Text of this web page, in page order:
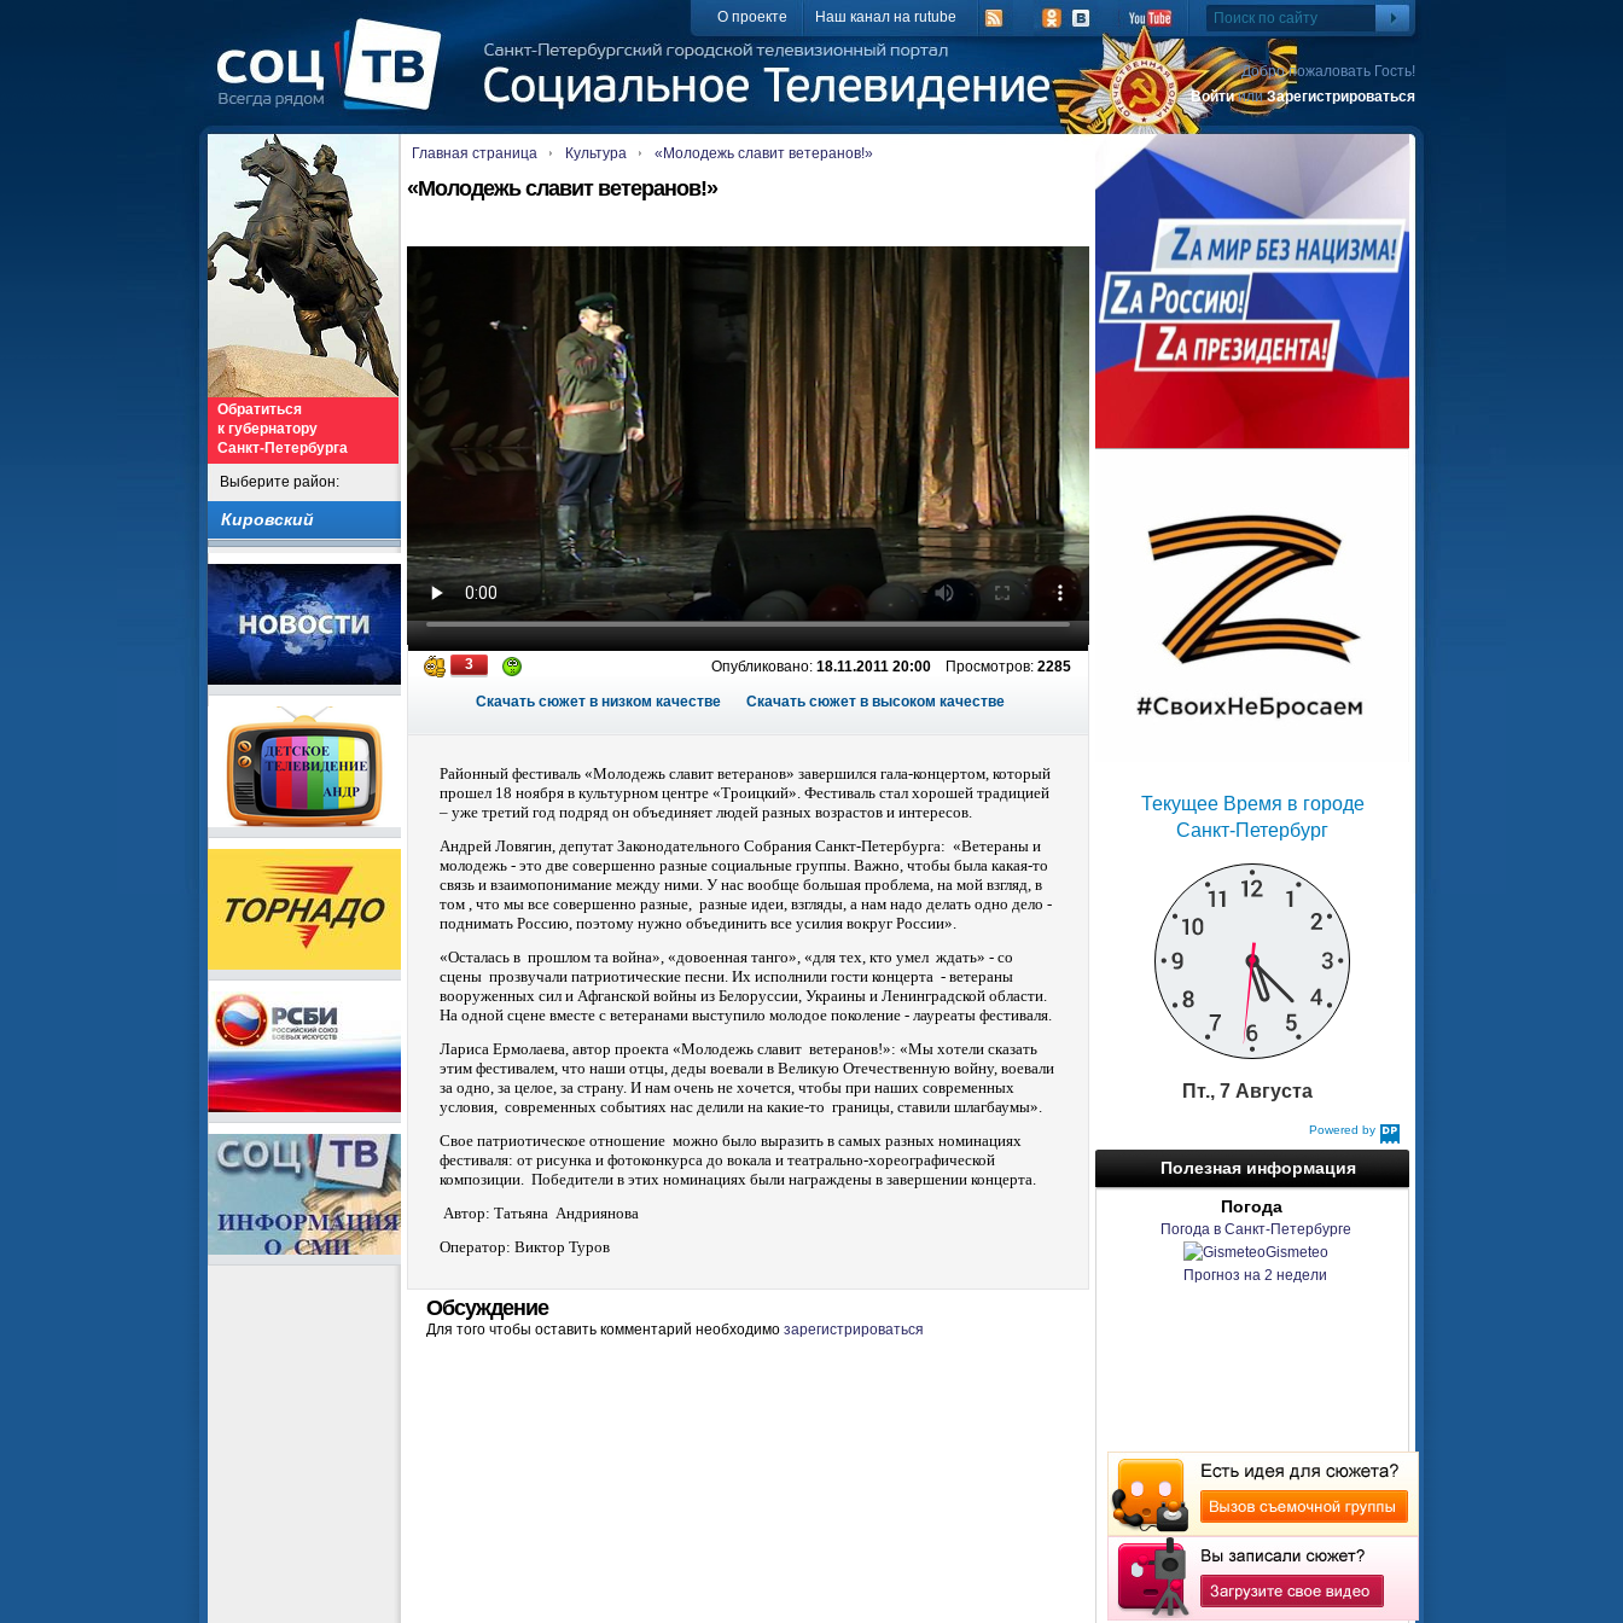
О проекте Наш канал на rutube
Добро пожаловать Гость!
ВойтиилиЗарегистрироваться
Обратиться
к губернатору
Санкт-Петербурга
Выберите район:
Кировский
Главная страница Культура «Молодежь славит ветеранов!»
«Молодежь славит ветеранов!»
3 Опубликовано: 18.11.2011 20:00 Просмотров: 2285
Скачать сюжет в низком качестве Скачать сюжет в высоком качестве
Районный фестиваль «Молодежь славит ветеранов» завершился гала-концертом, который
прошел 18 ноября в культурном центре «Троицкий». Фестиваль стал хорошей традицией
– уже третий год подряд он объединяет людей разных возрастов и интересов.
Андрей Ловягин, депутат Законодательного Собрания Санкт-Петербурга: «Ветераны и
молодежь - это две совершенно разные социальные группы. Важно, чтобы была какая-то
связь и взаимопонимание между ними. У нас вообще большая проблема, на мой взгляд, в
том , что мы все совершенно разные, разные идеи, взгляды, а нам надо делать одно дело -
поднимать Россию, поэтому нужно объединить все усилия вокруг России».
«Осталась в прошлом та война», «довоенная танго», «для тех, кто умел ждать» - со
сцены прозвучали патриотические песни. Их исполнили гости концерта - ветераны
вооруженных сил и Афганской войны из Белоруссии, Украины и Ленинградской области.
На одной сцене вместе с ветеранами выступило молодое поколение - лауреаты фестиваля.
Лариса Ермолаева, автор проекта «Молодежь славит ветеранов!»: «Мы хотели сказать
этим фестивалем, что наши отцы, деды воевали в Великую Отечественную войну, воевали
за одно, за целое, за страну. И нам очень не хочется, чтобы при наших современных
условия, современных событиях нас делили на какие-то границы, ставили шлагбаумы».
Свое патриотическое отношение можно было выразить в самых разных номинациях
фестиваля: от рисунка и фотоконкурса до вокала и театрально-хореографической
композиции. Победители в этих номинациях были награждены в завершении концерта.
Автор: Татьяна Андриянова
Оператор: Виктор Туров
Обсуждение
Для того чтобы оставить комментарий необходимо зарегистрироваться
Powered by
DaysPedia.com
Текущее Время в городе
Санкт-Петербург
Пт., 7 Августа
Полезная информация
Погода
Погода в Санкт-Петербурге
Gismeteo
Прогноз на 2 недели